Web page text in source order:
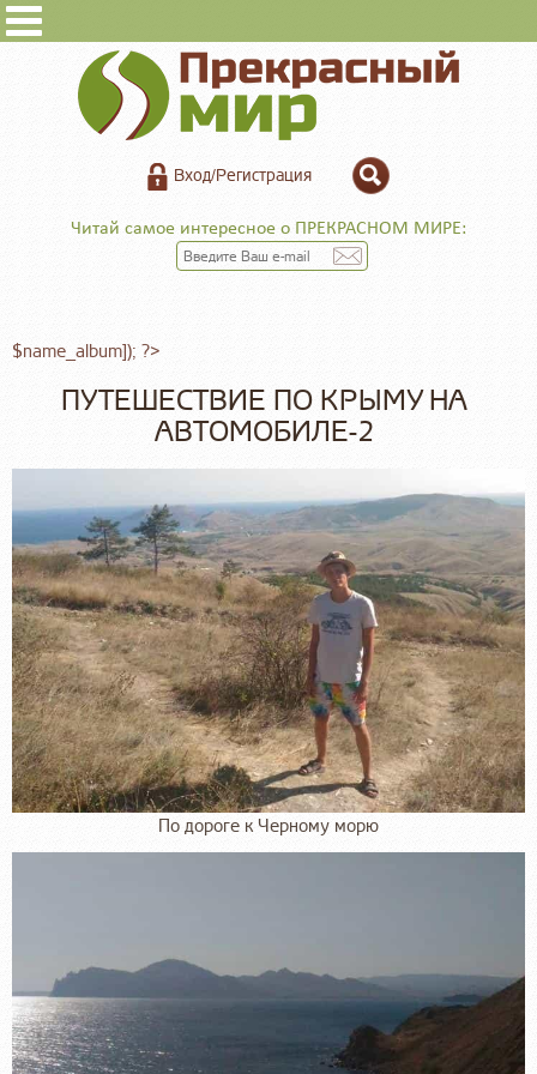
Вход/Регистрация
Читай самое интересное о ПРЕКРАСНОМ МИРЕ:
$name_album]); ?>
ПУТЕШЕСТВИЕ ПО КРЫМУ НА
АВТОМОБИЛЕ-2
По дороге к Черному морю